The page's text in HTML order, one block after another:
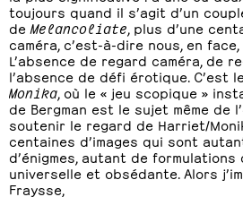
toujours quand il s’agit d’un
de Melancoliate , plus d’une
caméra, c’est-à-dire nous, en face,
L’absence de regard caméra, de
l’absence de défi érotique. C’est
Monika , où le « jeu scopique »
de Bergman est le sujet même de
soutenir le regard de Harriet/
centaines d’images qui sont
d’énigmes, autant de formulations
universelle et obsédante. Alors
Fraysse,